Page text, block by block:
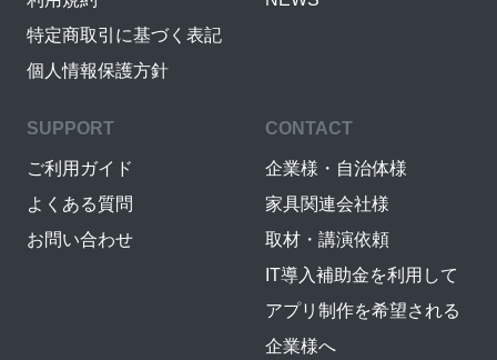
特定商取引に基づく表記
個人情報保護方針
SUPPORT
ご利用ガイド
よくある質問
お問い合わせ
CONTACT
企業様・自治体様
家具関連会社様
取材・講演依頼
IT導入補助金を利用して
アプリ制作を希望される
企業様へ